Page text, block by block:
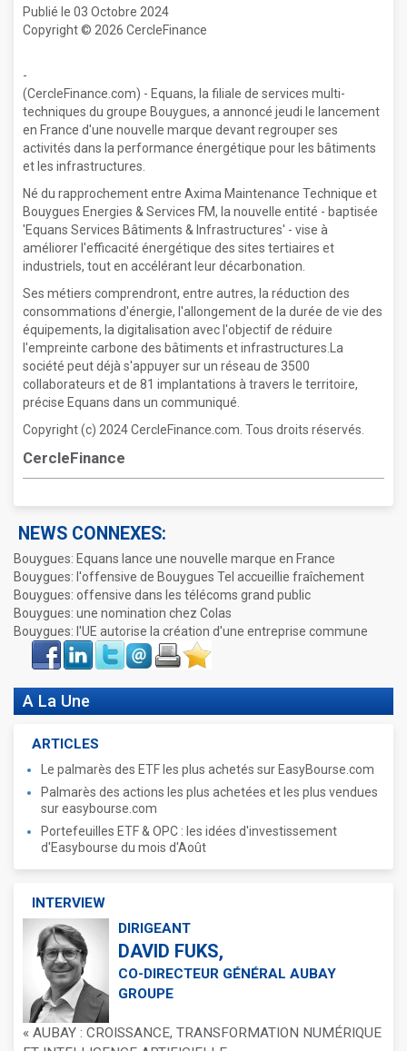
Publié le 03 Octobre 2024
Copyright © 2026 CercleFinance
-
(CercleFinance.com) - Equans, la filiale de services multi-
techniques du groupe Bouygues, a annoncé jeudi le lancement
en France d'une nouvelle marque devant regrouper ses
activités dans la performance énergétique pour les bâtiments
et les infrastructures.
Né du rapprochement entre Axima Maintenance Technique et
Bouygues Energies & Services FM, la nouvelle entité - baptisée
'Equans Services Bâtiments & Infrastructures' - vise à
améliorer l'efficacité énergétique des sites tertiaires et
industriels, tout en accélérant leur décarbonation.
Ses métiers comprendront, entre autres, la réduction des
consommations d'énergie, l'allongement de la durée de vie des
équipements, la digitalisation avec l'objectif de réduire
l'empreinte carbone des bâtiments et infrastructures.La
société peut déjà s'appuyer sur un réseau de 3500
collaborateurs et de 81 implantations à travers le territoire,
précise Equans dans un communiqué.
Copyright (c) 2024 CercleFinance.com. Tous droits réservés.
CercleFinance
NEWS CONNEXES:
Bouygues: Equans lance une nouvelle marque en France
Bouygues: l'offensive de Bouygues Tel accueillie fraîchement
Bouygues: offensive dans les télécoms grand public
Bouygues: une nomination chez Colas
Bouygues: l'UE autorise la création d'une entreprise commune
Face
book
LinkIn Twitter Envoyer ImprimerFavoris
A La Une
ARTICLES
Le palmarès des ETF les plus achetés sur EasyBourse.com
Palmarès des actions les plus achetées et les plus vendues
sur easybourse.com
Portefeuilles ETF & OPC : les idées d'investissement
d'Easybourse du mois d'Août
INTERVIEW
DIRIGEANT
DAVID FUKS,
CO-DIRECTEUR GÉNÉRAL AUBAY
GROUPE
« AUBAY : CROISSANCE, TRANSFORMATION NUMÉRIQUE